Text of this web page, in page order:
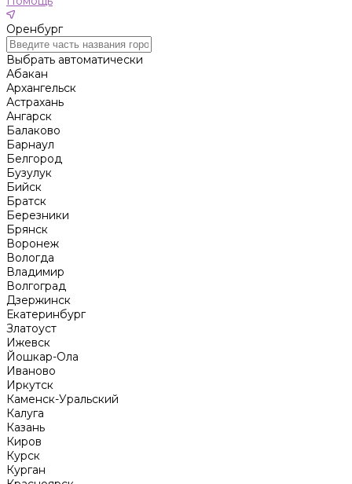
Оренбург
Выбрать автоматически
Абакан
Архангельск
Астрахань
Ангарск
Балаково
Барнаул
Белгород
Бузулук
Бийск
Братск
Березники
Брянск
Воронеж
Вологда
Владимир
Волгоград
Дзержинск
Екатеринбург
Златоуст
Ижевск
Йошкар-Ола
Иваново
Иркутск
Каменск-Уральский
Калуга
Казань
Киров
Курск
Курган